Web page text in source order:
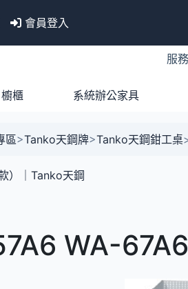
會員登入
服
櫃 系統辦公家具
區>Tanko天鋼牌>Tanko天鋼鉗工桌
）｜Tanko天鋼
WA-